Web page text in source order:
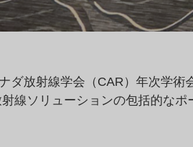
ダ放射線学会（CAR）年次学
線ソリューションの包括的な